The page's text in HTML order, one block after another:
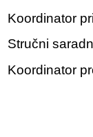
Koordinator
Stručni
Koordinator